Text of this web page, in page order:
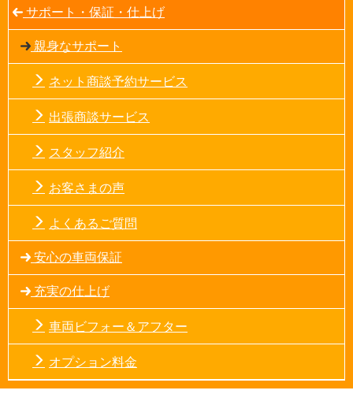
サポート・保証・仕上げ
親身なサポート
ネット商談予約サービス
出張商談サービス
スタッフ紹介
お客さまの声
よくあるご質問
安心の車両保証
充実の仕上げ
車両ビフォー＆アフター
オプション料金